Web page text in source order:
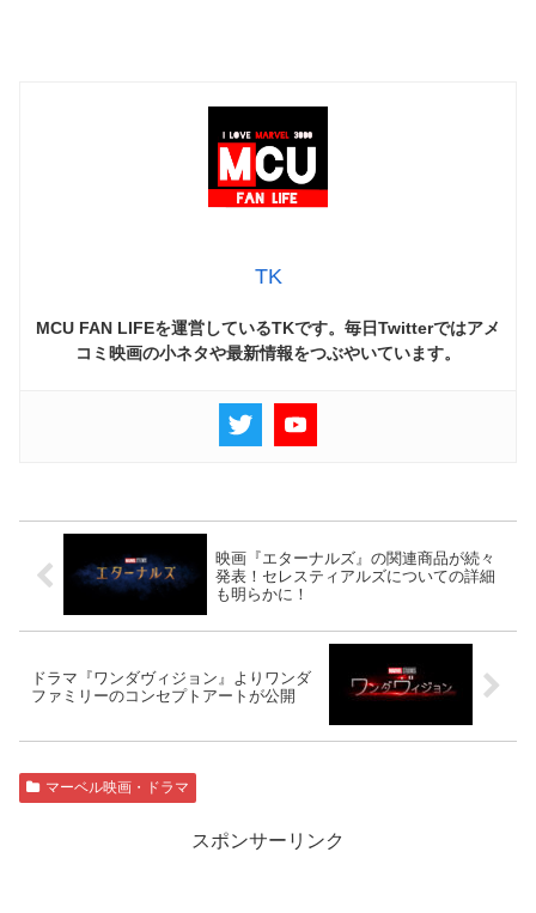
TK
MCU FAN LIFEを運営しているTKです。毎日Twitterではアメ
コミ映画の小ネタや最新情報をつぶやいています。
映画『エターナルズ』の関連商品が続々
発表！セレスティアルズについての詳細
も明らかに！
ドラマ『ワンダヴィジョン』よりワンダ
ファミリーのコンセプトアートが公開
マーベル映画・ドラマ
スポンサーリンク